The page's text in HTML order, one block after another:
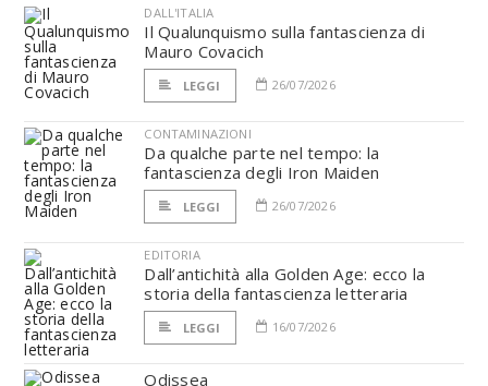
DALL'ITALIA
Il Qualunquismo sulla fantascienza di
Mauro Covacich
LEGGI 26/07/2026
CONTAMINAZIONI
Da qualche parte nel tempo: la
fantascienza degli Iron Maiden
LEGGI 26/07/2026
EDITORIA
Dall’antichità alla Golden Age: ecco la
storia della fantascienza letteraria
LEGGI 16/07/2026
Odissea